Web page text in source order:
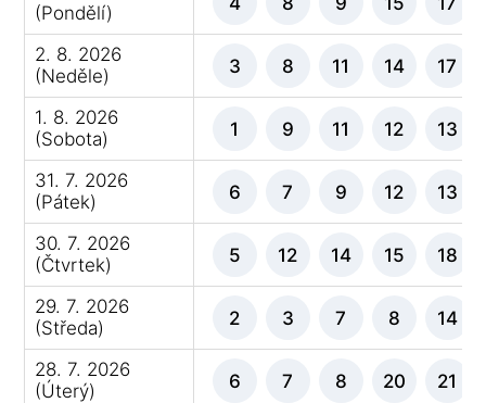
(Pondělí)
2. 8. 2026
(Neděle)
3 8 11 14 17
1. 8. 2026
(Sobota)
1 9 11 12 13
31. 7. 2026
(Pátek)
6 7 9 12 13
30. 7. 2026
(Čtvrtek)
5 12 14 15 18
29. 7. 2026
(Středa)
2 3 7 8 14
28. 7. 2026
(Úterý)
6 7 8 20 21